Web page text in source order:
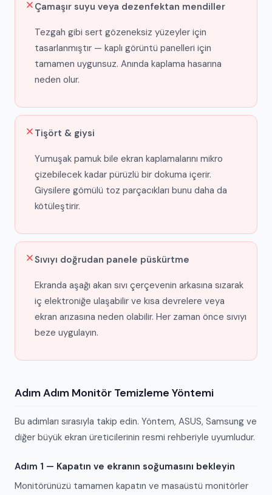
Çamaşır suyu veya dezenfektan mendiller
Tezgah gibi sert gözeneksiz yüzeyler için
tasarlanmıştır — kaplı görüntü panelleri için
tamamen uygunsuz. Anında kaplama hasarına
neden olur.
Tişört & giysi
Yumuşak pamuk bile ekran kaplamalarını mikro
çizebilecek kadar pürüzlü bir dokuma içerir.
Giysilere gömülü toz parçacıkları bunu daha da
kötüleştirir.
Sıvıyı doğrudan panele püskürtme
Ekranda aşağı akan sıvı çerçevenin arkasına sızarak
iç elektroniğe ulaşabilir ve kısa devrelere veya
ekran arızasına neden olabilir. Her zaman önce sıvıyı
beze uygulayın.
Adım Adım Monitör Temizleme Yöntemi
Bu adımları sırasıyla takip edin. Yöntem, ASUS, Samsung ve
diğer büyük ekran üreticilerinin resmi rehberiyle uyumludur.
Adım 1 — Kapatın ve ekranın soğumasını bekleyin
Monitörünüzü tamamen kapatın ve masaüstü monitörler